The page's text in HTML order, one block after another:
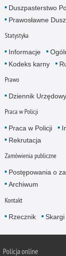
Duszpasterstwo
Prawosławne
Statystyka
Informacje
Kodeks karny
Prawo
Dziennik
Praca w Policji
Praca w Policji
Rekrutacja
Zamówienia publiczne
Postępowania o
Archiwum
Kontakt
Rzecznik
Policjaonline